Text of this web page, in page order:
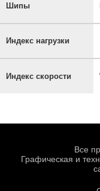
Шипы
Индекс нагрузки
Индекс скорости
Все
Графическая и